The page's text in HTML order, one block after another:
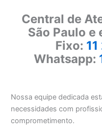
Central de
São Paulo e
Fixo:
Whatsapp:
Nossa equipe dedicada
necessidades com
comprometimento.